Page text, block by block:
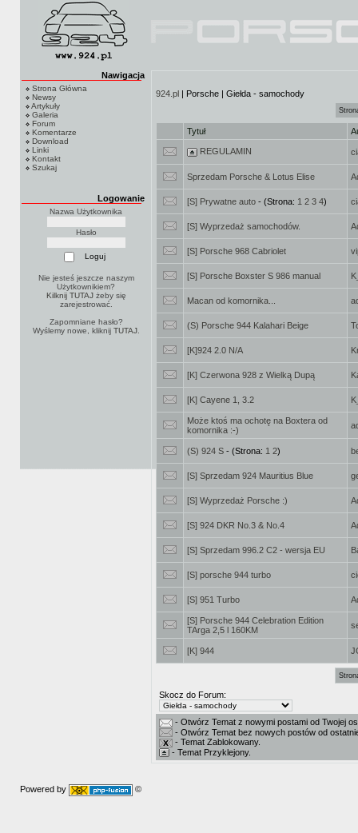
Nawigacja
Strona Główna
Newsy
Artykuły
Galeria
Forum
Komentarze
Download
Linki
Kontakt
Szukaj
Logowanie
Nazwa Użytkownika
Hasło
Nie jesteś jeszcze naszym
Użytkownikiem?
Kilknij TUTAJżeby się
zarejestrować.
Zapomniane hasło?
Wyślemy nowe, kliknij TUTAJ.
924.pl | Porsche | Giełda - samochody
Tytuł
REGULAMIN
Sprzedam Porsche & Lotus Elise
[S] Prywatne auto - (Strona: 1 2 3 4)
[S] Wyprzedaż samochodów.
[S] Porsche 968 Cabriolet
[S] Porsche Boxster S 986 manual
Macan od komornika...
(S) Porsche 944 Kalahari Beige
[K]924 2.0 N/A
[K] Czerwona 928 z Wielką Dupą
[K] Cayene 1, 3.2
Może ktoś ma ochotę na Boxtera od
komornika :-)
(S) 924 S - (Strona: 1 2)
[S] Sprzedam 924 Mauritius Blue
[S] Wyprzedaż Porsche :)
[S] 924 DKR No.3 & No.4
[S] Sprzedam 996.2 C2 - wersja EU
[S] porsche 944 turbo
[S] 951 Turbo
[S] Porsche 944 Celebration Edition
TArga 2,5 l 160KM
[K] 944
Skocz do Forum:
- Otwórz Temat z nowymi postami od Twojej
- Otwórz Temat bez nowych postów od
- Temat Zablokowany.
- Temat Przyklejony.
Powered by ©